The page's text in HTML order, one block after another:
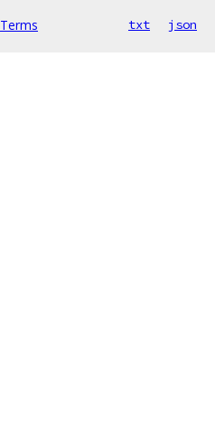
Terms txt json